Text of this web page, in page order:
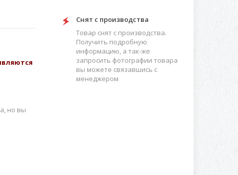
но вы
Снят с производства
Товар снят с производства.
Получить подробную
информацию, а так-же
запросить фотографии товара
вы можете связавшись с
менеджером